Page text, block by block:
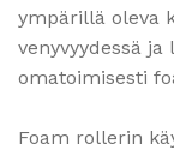
ympärillä oleva
venyvyydessä
omatoimisesti
Foam rollerin